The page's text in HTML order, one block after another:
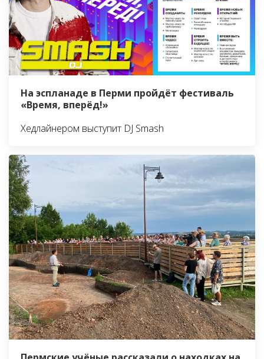
На эспланаде в Перми пройдёт фестиваль
«Время, вперёд!»
Хедлайнером выступит DJ Smash